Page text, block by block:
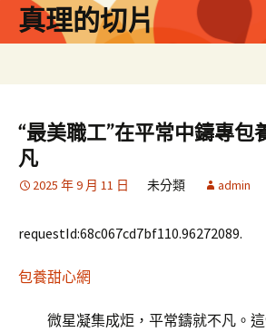
真理的切片
“最美職工”在平常中鑄專包
凡
2025 年 9 月 11 日 未分類 admin
requestId:68c067cd7bf110.96272089.
包養甜心網
微星凝集成炬，平常鑄就不凡。